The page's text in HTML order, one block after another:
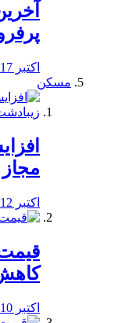
اکتبر 17, 2019
مسکن
اکتبر 12, 2019
اکتبر 10, 2019